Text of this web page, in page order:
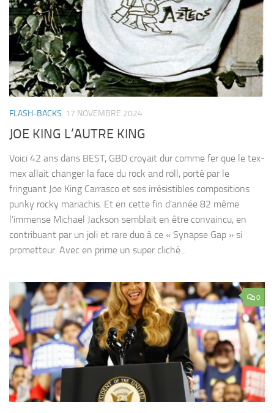
FLASH-BACKS 17 NOVEMBRE 2024
JOE KING L’AUTRE KING
Voici 42 ans dans BEST, GBD croyait dur comme fer que le tex-
mex allait changer la face du rock and roll, porté par le
fringuant Joe King Carrasco et ses irrésistibles compositions
punky rocky mariachis. Et en cette fin d’année 82 même
l’immense Michael Jackson semblait en être convaincu, en
contribuant par un joli et rare duo à ce « Synapse Gap » si
prometteur. Avec en prime un super cliché...
0